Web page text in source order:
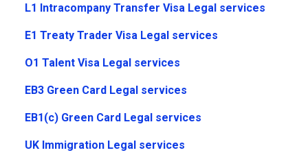
L1 Intracompany Transfer Visa Legal services
E1 Treaty Trader Visa Legal services
O1 Talent Visa Legal services
EB3 Green Card Legal services
EB1(c) Green Card Legal services
UK Immigration Legal services